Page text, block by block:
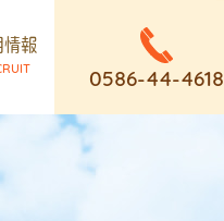
0586-44-4618
情報